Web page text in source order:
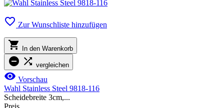
 Zur Wunschliste hinzufügen
 In den Warenkorb
  vergleichen
 Vorschau
Wahl Stainless Steel 9818-116
Scheidebreite 3cm,...
Preis